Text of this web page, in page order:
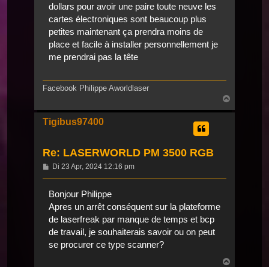
dollars pour avoir une paire toute neuve les
cartes électroniques sont beaucoup plus
petites maintenant ça prendra moins de
place et facile à installer personnellement je
me prendrai pas la tête
Facebook Philippe Aworldlaser
oben
Tigibus97400
Re: LASERWORLD PM 3500 RGB
Beitrag
Di 23 Apr, 2024 12:16 pm
Bonjour Philippe
Apres un arrêt conséquent sur la plateforme
de laserfreak par manque de temps et bcp
de travail, je souhaiterais savoir ou on peut
se procurer ce type scanner?